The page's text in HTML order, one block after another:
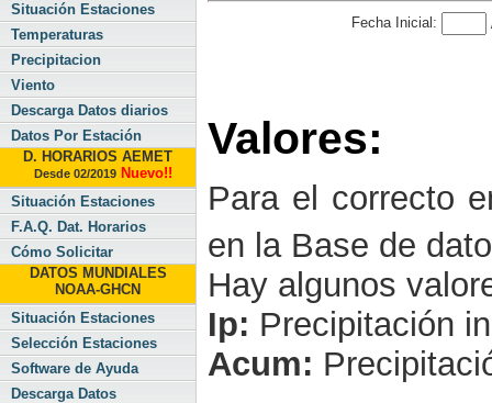
Fecha Inicial:
Valores:
Para el correcto
en la Base de
Hay algunos
Ip: Precipitación
Acum:
Situación Estaciones
Temperaturas
Precipitacion
Viento
Descarga Datos diarios
Datos Por Estación
D. HORARIOS AEMET
Desde 02/2019 Nuevo!!
Situación Estaciones
F.A.Q. Dat. Horarios
Cómo Solicitar
DATOS MUNDIALES
NOAA-GHCN
Situación Estaciones
Selección Estaciones
Software de Ayuda
Descarga Datos